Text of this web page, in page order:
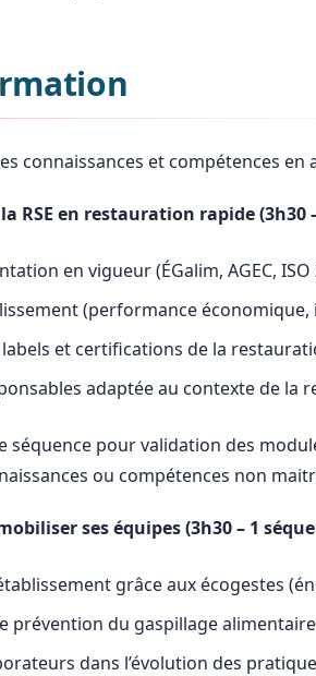
connaissances et compétences
RSE en restauration rapide (3h30
en vigueur (ÉGalim, AGEC,
(performance
et certifications de la
adaptée au contexte de la
séquence pour validation des
ou compétences non
ses équipes (3h30 – 1
grâce aux écogestes
prévention du gaspillage alimentaire
dans l’évolution des